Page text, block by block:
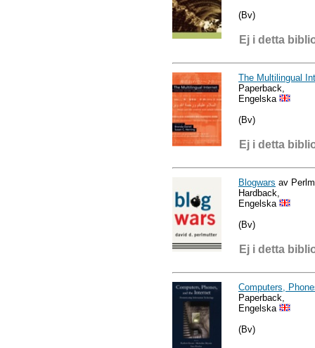
(Bv)
Ej i detta
The Multilingual
Paperback,
Engelska
(Bv)
Ej i detta
Blogwars av
Hardback,
Engelska
(Bv)
Ej i detta
Computers,
Paperback,
Engelska
(Bv)